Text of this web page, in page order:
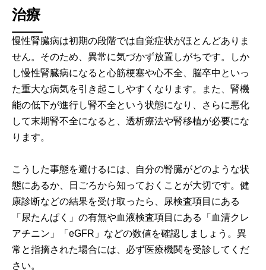
治療
慢性腎臓病は初期の段階では自覚症状がほとんどありま
せん。そのため、異常に気づかず放置しがちです。しか
し慢性腎臓病になると心筋梗塞や心不全、脳卒中といっ
た重大な病気を引き起こしやすくなります。また、腎機
能の低下が進行し腎不全という状態になり、さらに悪化
して末期腎不全になると、透析療法や腎移植が必要にな
ります。
こうした事態を避けるには、自分の腎臓がどのような状
態にあるか、日ごろから知っておくことが大切です。健
康診断などの結果を受け取ったら、尿検査項目にある
「尿たんぱく」の有無や血液検査項目にある「血清クレ
アチニン」「eGFR」などの数値を確認しましょう。異
常と指摘された場合には、必ず医療機関を受診してくだ
さい。